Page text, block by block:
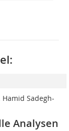
Sadegh-
Analysen